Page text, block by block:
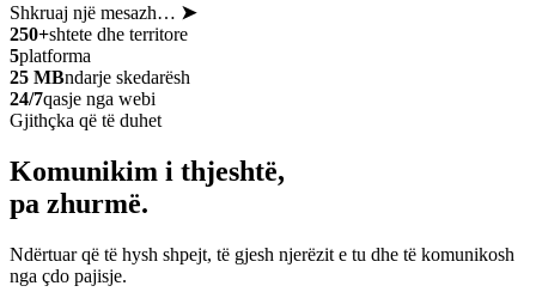
Shkruaj një mesazh… ➤
250+shtete dhe territore
5platforma
25 MBndarje skedarësh
24/7qasje nga webi
Gjithçka që të duhet
Komunikim i thjeshtë,
pa zhurmë.
Ndërtuar që të hysh shpejt, të gjesh njerëzit e tu dhe të komunikosh
nga çdo pajisje.